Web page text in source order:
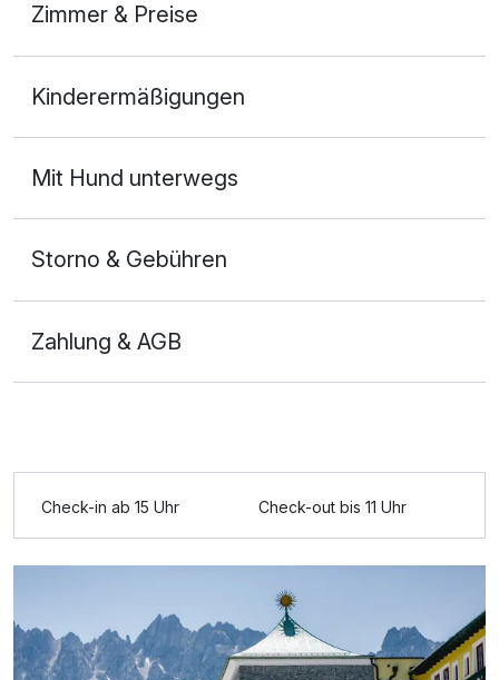
Zimmer & Preise
2 Erwachsene und 2 Kinder
Kinderermäßigungen
Mit Hund unterwegs
Storno & Gebühren
Zahlung & AGB
Check-in ab 15 Uhr Check-out bis 11 Uhr